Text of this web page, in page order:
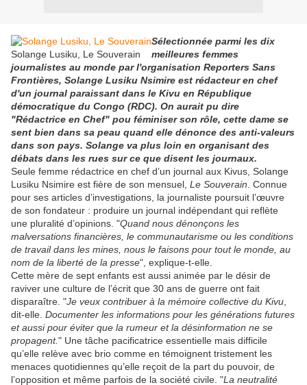
Solange Lusiku, Le Souverain
Sélectionnée parmi les dix
meilleures femmes
journalistes au monde par l'organisation Reporters Sans
Frontières, Solange Lusiku Nsimire est rédacteur en chef
d'un journal paraissant dans le Kivu en République
démocratique du Congo (RDC). On aurait pu dire
"Rédactrice en Chef" pou féminiser son rôle, cette dame se
sent bien dans sa peau quand elle dénonce des anti-valeurs
dans son pays. Solange va plus loin en organisant des
débats dans les rues sur ce que disent les journaux.
Seule femme rédactrice en chef d’un journal aux Kivus, Solange
Lusiku Nsimire est fière de son mensuel, Le Souverain . Connue
pour ses articles d’investigations, la journaliste poursuit l’œuvre
de son fondateur : produire un journal indépendant qui reflète
une pluralité d’opinions. "Quand nous dénonçons les
malversations financières, le communautarisme ou les conditions
de travail dans les mines, nous le faisons pour tout le monde, au
nom de la liberté de la presse", explique-t-elle.
Cette mère de sept enfants est aussi animée par le désir de
raviver une culture de l’écrit que 30 ans de guerre ont fait
disparaître. "Je veux contribuer à la mémoire collective du Kivu
dit-elle. Documenter les informations pour les générations futures
et aussi pour éviter que la rumeur et la désinformation ne se
propagent." Une tâche pacificatrice essentielle mais difficile
qu’elle relève avec brio comme en témoignent tristement les
menaces quotidiennes qu’elle reçoit de la part du pouvoir, de
l’opposition et même parfois de la société civile. "La neutralité